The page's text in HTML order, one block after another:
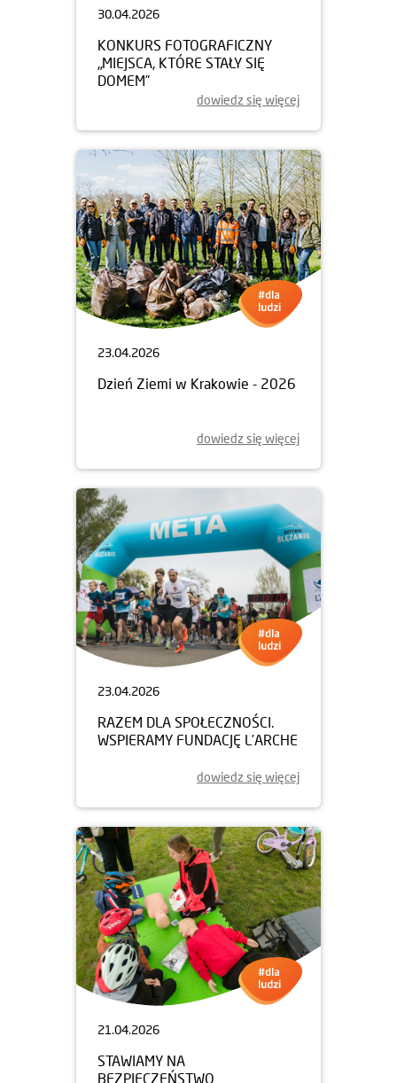
30.04.2026
KONKURS FOTOGRAFICZNY
„MIEJSCA, KTÓRE STAŁY SIĘ
DOMEM”
dowiedz się więcej
23.04.2026
Dzień Ziemi w Krakowie - 2026
dowiedz się więcej
23.04.2026
RAZEM DLA SPOŁECZNOŚCI.
WSPIERAMY FUNDACJĘ L’ARCHE
dowiedz się więcej
21.04.2026
STAWIAMY NA
BEZPIECZEŃSTWO